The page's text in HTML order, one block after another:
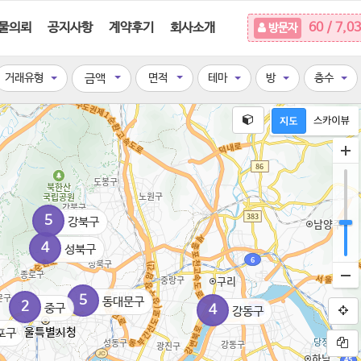
방문자 60 /
의뢰 공지사항 계약후기 회사소개
거래유형 금액 면적 테마 방 층수
4 강동구
5 강북구
5 동대문구
구
4 성북구
2 중구